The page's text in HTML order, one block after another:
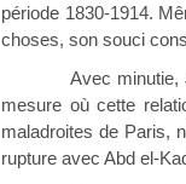
période 1830-1914.
choses, son souci
Avec minutie,
mesure où cette
maladroites de Paris,
rupture avec Abd el-